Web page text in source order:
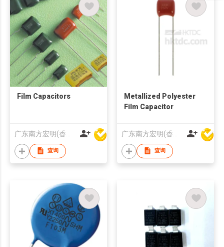
Film Capacitors
查询
Metallized Polyester
Film Capacitor
查询